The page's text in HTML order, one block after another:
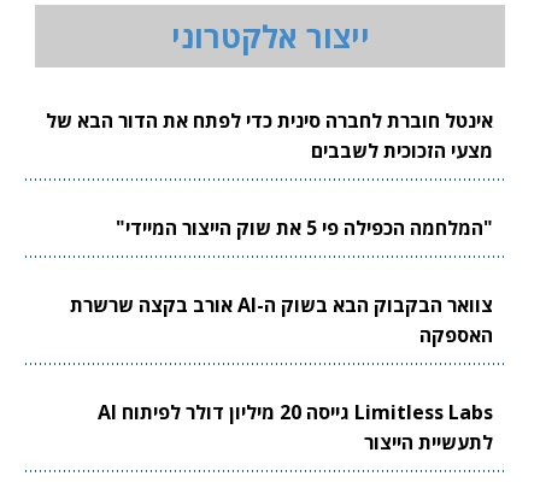
ייצור אלקטרוני
אינטל חוברת לחברה סינית כדי לפתח את הדור הבא של
מצעי הזכוכית לשבבים
"המלחמה הכפילה פי 5 את שוק הייצור המיידי"
צוואר הבקבוק הבא בשוק ה-AI אורב בקצה שרשרת
האספקה
Limitless Labs גייסה 20 מיליון דולר לפיתוח AI
לתעשיית הייצור